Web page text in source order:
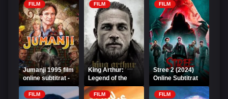
FILM
Jumanji 1995 film
online subtitrat -
FilmFlix
FILM
King Arthur:
Legend of the
Sword (2017)
Online Subtitrat
FILM
Stree 2 (2024)
Online Subtitrat
FILM FILM FILM